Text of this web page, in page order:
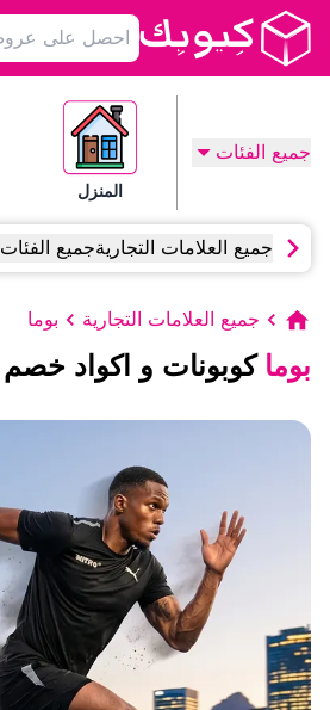
جميع الفئات
المنزل
جميع العلامات التجاريةجميع الفئات
جميع العلامات التجارية بوما
بوما كوبونات و اكواد خصم